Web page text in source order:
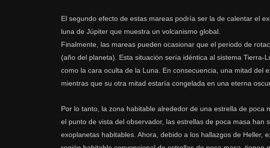
El segundo efecto de estas mareas podría ser la de calentar el
luna de Júpiter que muestra un volcanismo global.
Finalmente, las mareas pueden ocasionar que el periodo de
(año del planeta). Esta situación sería idéntica al sistema
como la cara oculta de la Luna. En consecuencia, una mitad
mientras que su otra mitad estaría congelada en una eterna
Por lo tanto, la zona habitable alrededor de una estrella de
el punto de vista del observador, las estrellas de poca masa
exoplanetas habitables. Ahora, debido a los hallazgos de Heller,